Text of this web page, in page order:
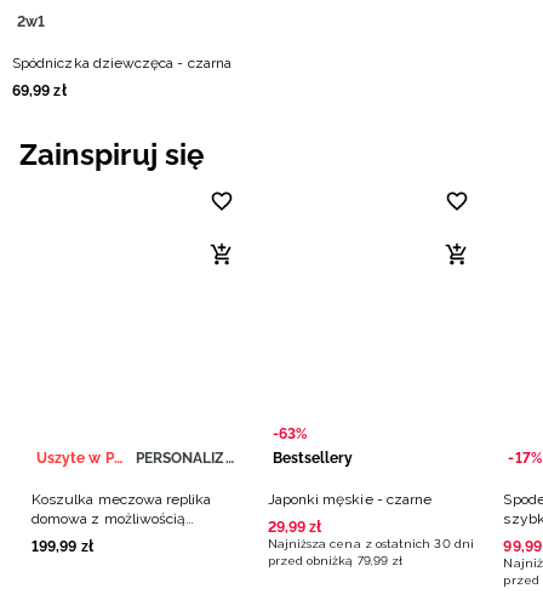
2w1
Spódniczka dziewczęca - czarna
69,99 zł
Zainspiruj się
Uszyte w Polsce PERSONALIZACJA
Koszulka meczowa replika
domowa z możliwością
personalizacji męska 4F x
Polska Siatkówka - biała
199,99 zł
-63%
Bestsellery
Japonki męskie - czarne
29,99 zł
Najniższa cena z ostatnich 30 dni
przed obniżką 79,99 zł
-17%
99,99
przed